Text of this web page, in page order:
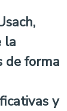
la
de forma
y